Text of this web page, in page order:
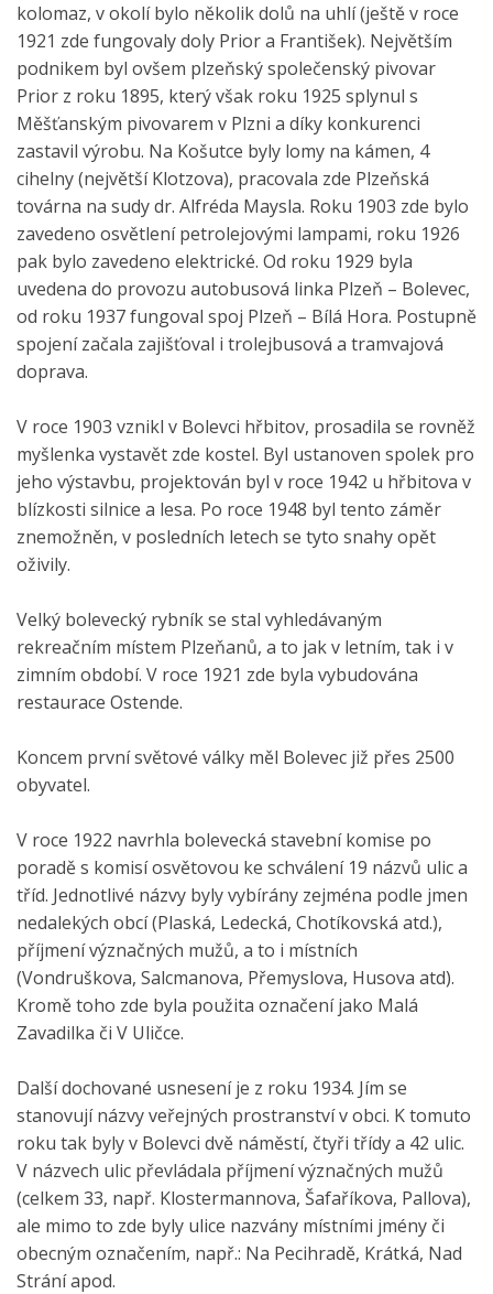
kolomaz, v okolí bylo několik dolů na uhlí (ještě v roce
1921 zde fungovaly doly Prior a František). Největším
podnikem byl ovšem plzeňský společenský pivovar
Prior z roku 1895, který však roku 1925 splynul s
Měšťanským pivovarem v Plzni a díky konkurenci
zastavil výrobu. Na Košutce byly lomy na kámen, 4
cihelny (největší Klotzova), pracovala zde Plzeňská
továrna na sudy dr. Alfréda Maysla. Roku 1903 zde bylo
zavedeno osvětlení petrolejovými lampami, roku 1926
pak bylo zavedeno elektrické. Od roku 1929 byla
uvedena do provozu autobusová linka Plzeň – Bolevec,
od roku 1937 fungoval spoj Plzeň – Bílá Hora. Postupně
spojení začala zajišťoval i trolejbusová a tramvajová
doprava.
V roce 1903 vznikl v Bolevci hřbitov, prosadila se rovněž
myšlenka vystavět zde kostel. Byl ustanoven spolek pro
jeho výstavbu, projektován byl v roce 1942 u hřbitova v
blízkosti silnice a lesa. Po roce 1948 byl tento záměr
znemožněn, v posledních letech se tyto snahy opět
oživily.
Velký bolevecký rybník se stal vyhledávaným
rekreačním místem Plzeňanů, a to jak v letním, tak i v
zimním období. V roce 1921 zde byla vybudována
restaurace Ostende.
Koncem první světové války měl Bolevec již přes 2500
obyvatel.
V roce 1922 navrhla bolevecká stavební komise po
poradě s komisí osvětovou ke schválení 19 názvů ulic a
tříd. Jednotlivé názvy byly vybírány zejména podle jmen
nedalekých obcí (Plaská, Ledecká, Chotíkovská atd.),
příjmení význačných mužů, a to i místních
(Vondruškova, Salcmanova, Přemyslova, Husova atd).
Kromě toho zde byla použita označení jako Malá
Zavadilka či V Uličce.
Další dochované usnesení je z roku 1934. Jím se
stanovují názvy veřejných prostranství v obci. K tomuto
roku tak byly v Bolevci dvě náměstí, čtyři třídy a 42 ulic.
V názvech ulic převládala příjmení význačných mužů
(celkem 33, např. Klostermannova, Šafaříkova, Pallova),
ale mimo to zde byly ulice nazvány místními jmény či
obecným označením, např.: Na Pecihradě, Krátká, Nad
Strání apod.